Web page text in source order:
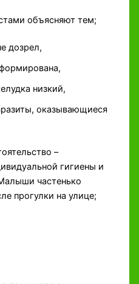
объясняют тем;
дозрел,
низкий,
оказывающиеся
–
гигиены и
частенько
прогулки на улице;